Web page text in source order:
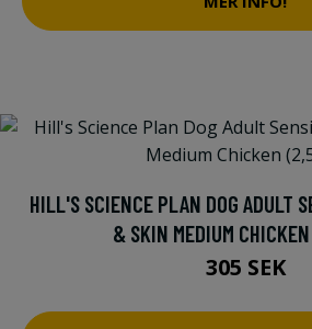
HILL'S SCIENCE PLAN DOG ADULT
& SKIN MEDIUM
305 SEK